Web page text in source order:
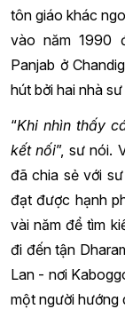
tôn giáo khác
vào năm 1990
Panjab ở
hút bởi hai nhà
“Khi nhìn thấy
kết nối”, sư nói.
đã chia sẻ với
đạt được hạnh
vài năm để tìm
đi đến tận
Lan - nơi
một người hướng